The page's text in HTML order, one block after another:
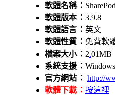
軟體名稱： SharePod
軟體版本： 3.9.8
軟體語言： 英文
軟體性質： 免費軟
檔案大小： 2.01MB
系統支援：
官方網站： http://
軟體下載： 按這裡